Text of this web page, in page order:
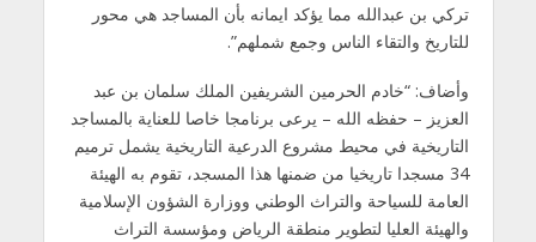
تركي بن عبدالله مما يؤكد ايمانه بأن المساجد هي محور
للتاريخ والتقاء الناس وجمع شملهم”.
وأضاف: “خادم الحرمين الشريفين الملك سلمان بن عبد
العزيز – حفظه الله – يرعى برنامجا خاصا للعناية بالمساجد
التاريخية في محيط مشروع الدرعية التاريخية يشمل ترميم
34 مسجدا تاريخيا من ضمنها هذا المسجد، تقوم به الهيئة
العامة للسياحة والتراث الوطني ووزارة الشؤون الإسلامية
والهيئة العليا لتطوير منطقة الرياض ومؤسسة التراث